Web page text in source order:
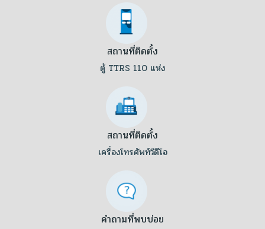
สถานที่ติดตั้ง
ตู้ TTRS 110 แห่ง
สถานที่ติดตั้ง
เครื่องโทรศัพท์วีดีโอ
คำถามที่พบบ่อย